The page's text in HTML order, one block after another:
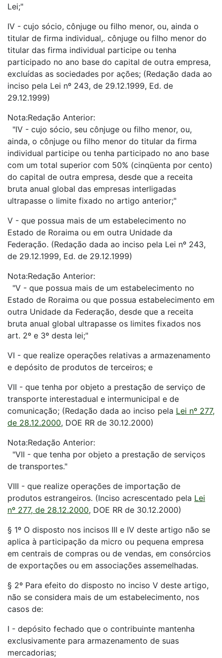
Lei;"
IV - cujo sócio, cônjuge ou filho menor, ou, ainda o
titular de firma individual,. cônjuge ou filho menor do
titular das firma individual participe ou tenha
participado no ano base do capital de outra empresa,
excluídas as sociedades por ações; (Redação dada ao
inciso pela Lei nº 243, de 29.12.1999, Ed. de
29.12.1999)
Nota:Redação Anterior:
"IV - cujo sócio, seu cônjuge ou filho menor, ou,
ainda, o cônjuge ou filho menor do titular da firma
individual participe ou tenha participado no ano base
com um total superior com 50% (cinqüenta por cento)
do capital de outra empresa, desde que a receita
bruta anual global das empresas interligadas
ultrapasse o limite fixado no artigo anterior;"
V - que possua mais de um estabelecimento no
Estado de Roraima ou em outra Unidade da
Federação. (Redação dada ao inciso pela Lei nº 243,
de 29.12.1999, Ed. de 29.12.1999)
Nota:Redação Anterior:
"V - que possua mais de um estabelecimento no
Estado de Roraima ou que possua estabelecimento em
outra Unidade da Federação, desde que a receita
bruta anual global ultrapasse os limites fixados nos
art. 2º e 3º desta lei;"
VI - que realize operações relativas a armazenamento
e depósito de produtos de terceiros; e
VII - que tenha por objeto a prestação de serviço de
transporte interestadual e intermunicipal e de
comunicação; (Redação dada ao inciso pela Lei nº 277,
de 28.12.2000, DOE RR de 30.12.2000)
Nota:Redação Anterior:
"VII - que tenha por objeto a prestação de serviços
de transportes."
VIII - que realize operações de importação de
produtos estrangeiros. (Inciso acrescentado pela Lei
nº 277, de 28.12.2000, DOE RR de 30.12.2000)
§ 1º O disposto nos incisos III e IV deste artigo não se
aplica à participação da micro ou pequena empresa
em centrais de compras ou de vendas, em consórcios
de exportações ou em associações assemelhadas.
§ 2º Para efeito do disposto no inciso V deste artigo,
não se considera mais de um estabelecimento, nos
casos de:
I - depósito fechado que o contribuinte mantenha
exclusivamente para armazenamento de suas
mercadorias;